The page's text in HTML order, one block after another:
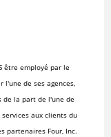
être employé par le
l'une de ses agences,
de la part de l'une de
aux clients du
partenaires Four, Inc.